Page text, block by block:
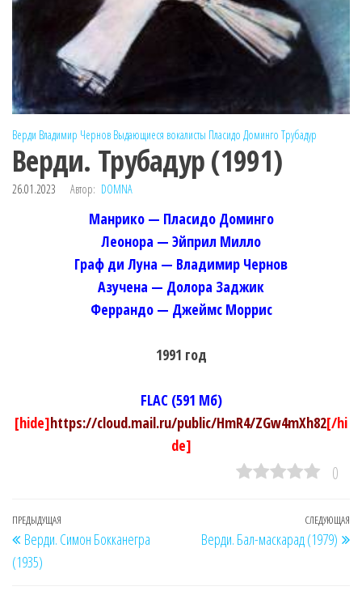
Верди Владимир Чернов Выдающиеся вокалисты Пласидо Доминго Трубадур
Верди. Трубадур (1991)
26.01.2023 Автор: DOMNA
Манрико — Пласидо Доминго
Леонора — Эйприл Милло
Граф ди Луна — Владимир Чернов
Азучена — Долора Заджик
Феррандо — Джеймс Моррис
1991 год
FLAC (591 Мб)
[hide]https://cloud.mail.ru/public/HmR4/ZGw4mXh82[/hi
de]
0
Навигация
по
записям
Предыдущая
запись
ПРЕДЫДУЩАЯ
Верди. Симон Бокканегра
(1935)
СЛЕДУЮЩАЯ
Верди. Бал-маскарад (1979)